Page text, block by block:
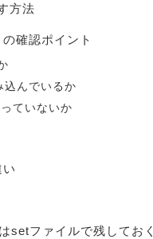
方法
確認ポイント
込んでいるか
ていないか
setファイルで残しておく